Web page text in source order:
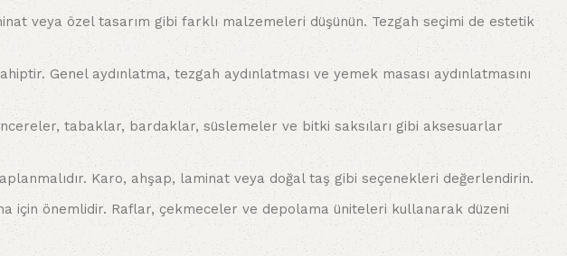
veya özel tasarım gibi farklı malzemeleri düşünün. Tezgah seçimi de estetik
Genel aydınlatma, tezgah aydınlatması ve yemek masası aydınlatmasını
tabaklar, bardaklar, süslemeler ve bitki saksıları gibi aksesuarlar
Karo, ahşap, laminat veya doğal taş gibi seçenekleri değerlendirin.
için önemlidir. Raflar, çekmeceler ve depolama üniteleri kullanarak düzeni